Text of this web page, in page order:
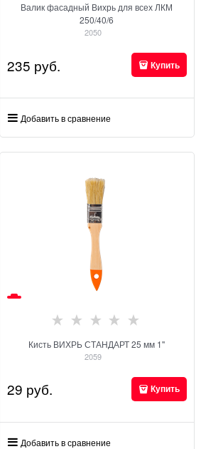
Валик фасадный Вихрь для всех ЛКМ
250/40/6
2050
235 руб. Купить
Добавить в сравнение
Кисть ВИХРЬ СТАНДАРТ 25 мм 1''
2059
29 руб. Купить
Добавить в сравнение